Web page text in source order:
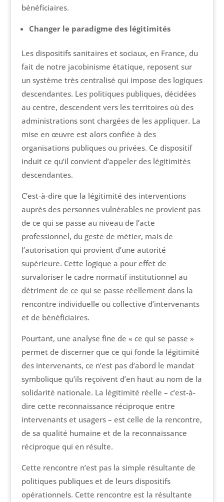
bénéficiaires.
Changer le paradigme des légitimités
Les dispositifs sanitaires et sociaux, en France, du
fait de notre jacobinisme étatique, reposent sur
un système très centralisé qui impose des logiques
descendantes. Les politiques publiques, décidées
au centre, descendent vers les territoires où des
administrations sont chargées de les appliquer. La
mise en œuvre est alors confiée à des
organisations publiques ou privées. Ce dispositif
induit ce qu’il convient d’appeler des légitimités
descendantes.
C’est-à-dire que la légitimité des interventions
auprès des personnes vulnérables ne provient pas
de ce qui se passe au niveau de l’acte
professionnel, du geste de métier, mais de
l’autorisation qui provient d’une autorité
supérieure. Cette logique a pour effet de
survaloriser le cadre normatif institutionnel au
détriment de ce qui se passe réellement dans la
rencontre individuelle ou collective d’intervenants
et de bénéficiaires.
Pourtant, une analyse fine de « ce qui se passe »
permet de discerner que ce qui fonde la légitimité
des intervenants, ce n’est pas d’abord le mandat
symbolique qu’ils reçoivent d’en haut au nom de la
solidarité nationale. La légitimité réelle – c’est-à-
dire cette reconnaissance réciproque entre
intervenants et usagers – est celle de la rencontre,
de sa qualité humaine et de la reconnaissance
réciproque qui en résulte.
Cette rencontre n’est pas la simple résultante de
politiques publiques et de leurs dispositifs
opérationnels. Cette rencontre est la résultante